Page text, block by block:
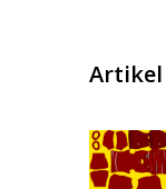
Artikel